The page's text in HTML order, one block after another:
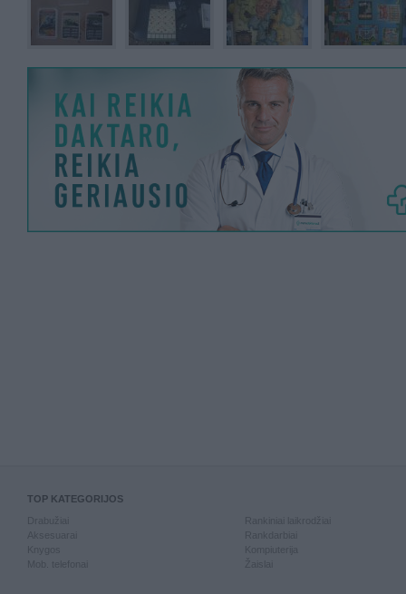
TOP KATEGORIJOS
Knygos
Mob. telefonai
Kompiuterija
Žaislai